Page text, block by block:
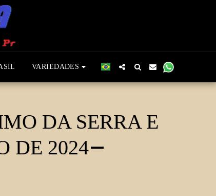
VARIEDADES
DA SERRA E
DE 2024